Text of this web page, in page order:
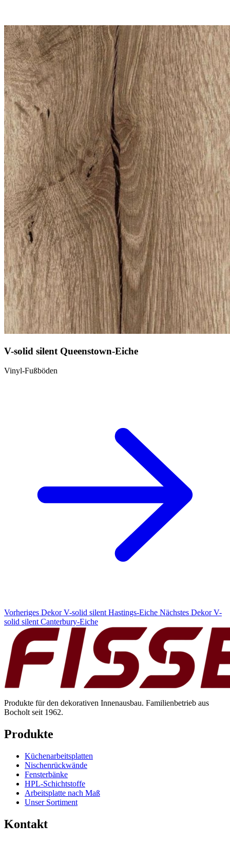
V-solid silent Queenstown-Eiche
Vinyl-Fußböden
Vorheriges Dekor V-solid silent Hastings-Eiche Nächstes Dekor V-
solid silent Canterbury-Eiche
Produkte für den dekorativen Innenausbau. Familienbetrieb aus
Bocholt seit 1962.
Produkte
Küchenarbeitsplatten
Nischenrückwände
Fensterbänke
HPL-Schichtstoffe
Arbeitsplatte nach Maß
Unser Sortiment
Kontakt